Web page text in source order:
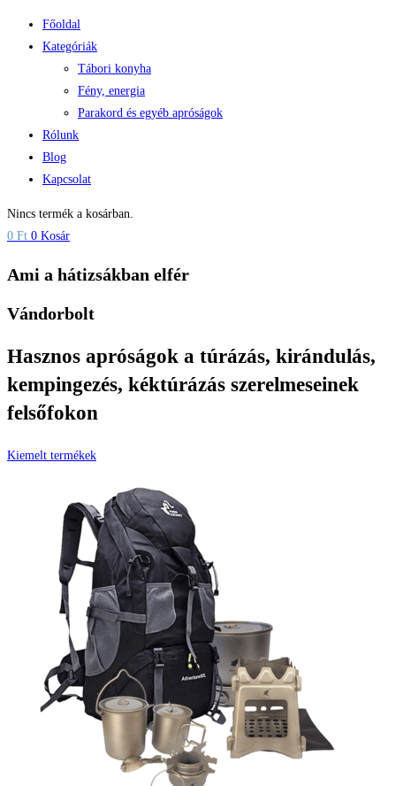
Főoldal
Kategóriák
Tábori konyha
Fény, energia
Parakord és egyéb apróságok
Rólunk
Blog
Kapcsolat
Nincs termék a kosárban.
0 Ft 0 Kosár
Ami a hátizsákban elfér
Vándorbolt
Hasznos apróságok a túrázás, kirándulás,
kempingezés, kéktúrázás szerelmeseinek
felsőfokon
Kiemelt termékek